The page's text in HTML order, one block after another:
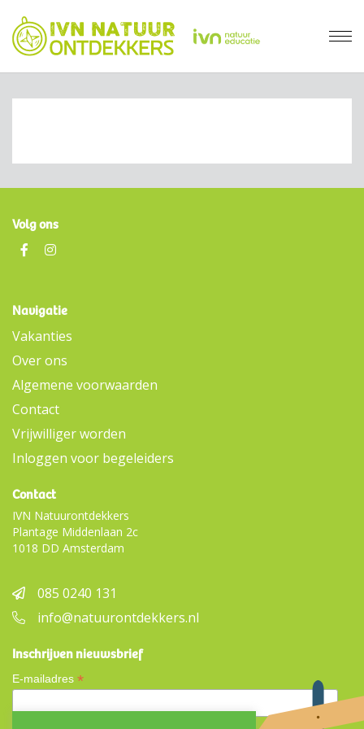
Volg ons
Navigatie
Vakanties
Over ons
Algemene voorwaarden
Contact
Vrijwilliger worden
Inloggen voor begeleiders
Contact
IVN Natuurontdekkers
Plantage Middenlaan 2c
1018 DD Amsterdam
085 0240 131
info@natuurontdekkers.nl
Inschrijven nieuwsbrief
E-mailadres *